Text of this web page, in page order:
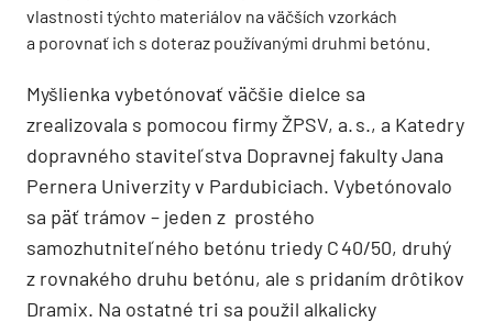
vlastnosti týchto materiálov na väčších vzorkách
a porovnať ich s doteraz používanými druhmi betónu.
Myšlienka vybetónovať väčšie dielce sa
zrealizovala s pomocou firmy ŽPSV, a. s., a Katedry
dopravného staviteľstva Dopravnej fakulty Jana
Pernera Univerzity v Pardubiciach. Vybetónovalo
sa päť trámov – jeden z prostého
samozhutniteľného betónu triedy C 40/50, druhý
z rovnakého druhu betónu, ale s pridaním drôtikov
Dramix. Na ostatné tri sa použil alkalicky